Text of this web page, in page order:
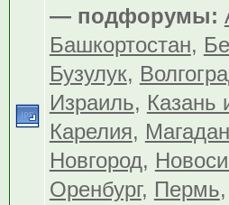
— подфорумы:
Башкортостан,
Бузулук,
Израиль, Казань
Карелия, Магадан
Новгород,
Оренбург, Пермь,